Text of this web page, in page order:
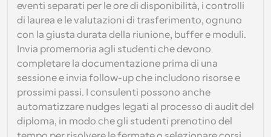
eventi separati per le ore di disponibilità, i controlli
di laurea e le valutazioni di trasferimento, ognuno
con la giusta durata della riunione, buffer e moduli.
Invia promemoria agli studenti che devono
completare la documentazione prima di una
sessione e invia follow-up che includono risorse e
prossimi passi. I consulenti possono anche
automatizzare nudges legati al processo di audit del
diploma, in modo che gli studenti prenotino del